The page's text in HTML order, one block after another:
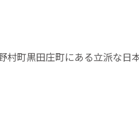
村町黒田庄町にある立派な日